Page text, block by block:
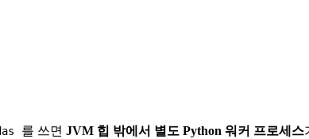
를 쓰면JVM 힙 밖에서 별도 Python 워커 프로세스